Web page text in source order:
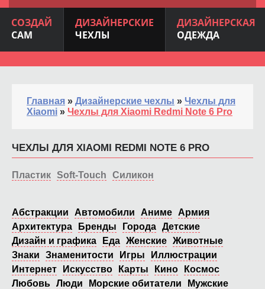
СОЗДАЙ
САМ
ДИЗАЙНЕРСКИЕ
ЧЕХЛЫ
ДИЗАЙНЕРСКАЯ
ОДЕЖДА
Главная » Дизайнерские чехлы » Чехлы для
Xiaomi » Чехлы для Xiaomi Redmi Note 6 Pro
ЧЕХЛЫ ДЛЯ XIAOMI REDMI NOTE 6 PRO
Пластик Soft-Touch Силикон
Абстракции Автомобили Аниме
Армия
Архитектура
Бренды Города Детские
Дизайн и графика
Еда Женские Животные
Знаки
Знаменитости Игры
Иллюстрации
Интернет
Искусство Карты Кино
Космос
Любовь Люди Морские обитатели
Мужские